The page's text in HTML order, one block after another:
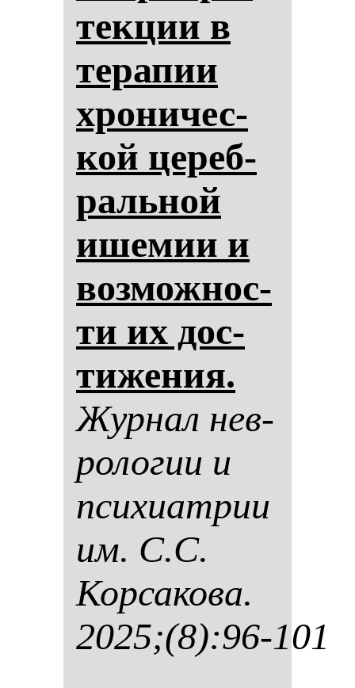
тек­ции в
те­ра­пии
хро­ни­чес­
кой це­реб­
раль­ной
ише­мии и
воз­мож­нос­
ти их дос­
ти­же­ния.
Жур­нал нев­
ро­ло­гии и
пси­хи­ат­рии
им. С.С.
Кор­са­ко­ва.
2025;(8):96-101